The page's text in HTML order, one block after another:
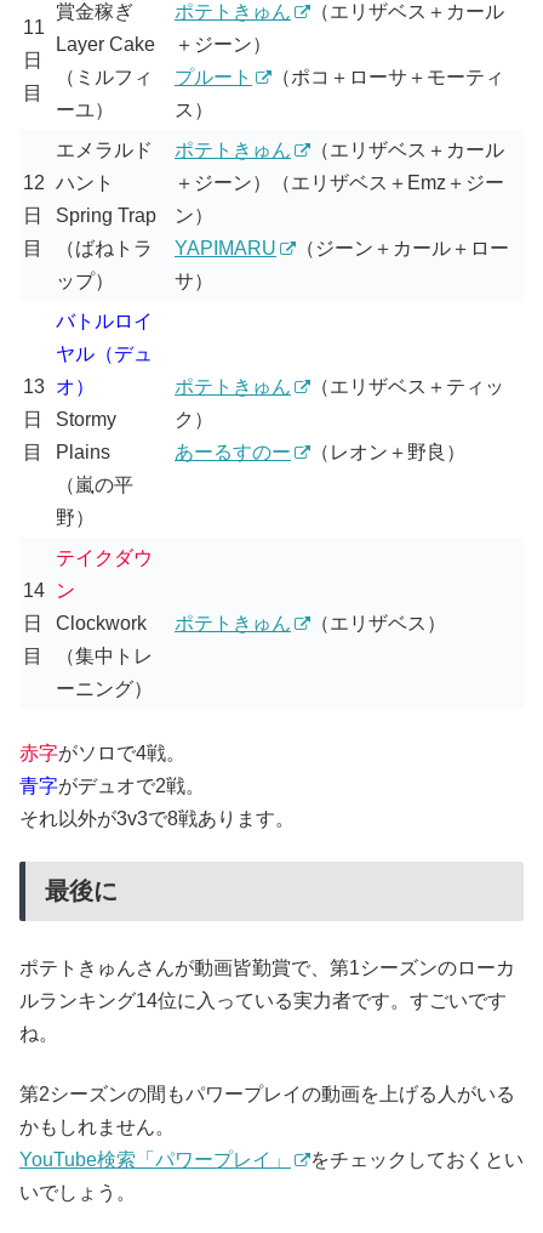
11
日
目
賞金稼ぎ
Layer Cake
（ミルフィ
ーユ）
ポテトきゅん
（エリザベス＋カール
＋ジーン）
プルート
（ポコ＋ローサ＋モーティ
ス）
12
日
目
エメラルド
ハント
Spring Trap
（ばねトラ
ップ）
ポテトきゅん
（エリザベス＋カール
＋ジーン）（エリザベス＋Emz＋ジー
ン）
YAPIMARU
（ジーン＋カール＋ロー
サ）
13
日
目
バトルロイ
ヤル（デュ
オ）
Stormy
Plains
（嵐の平
野）
ポテトきゅん
（エリザベス＋ティッ
ク）
あーるすのー
（レオン＋野良）
14
日
目
テイクダウ
ン
Clockwork
（集中トレ
ーニング）
ポテトきゅん （エリザベス）
赤字がソロで4戦。
青字がデュオで2戦。
それ以外が3v3で8戦あります。
最後に
ポテトきゅんさんが動画皆勤賞で、第1シーズンのローカ
ルランキング14位に入っている実力者です。すごいです
ね。
第2シーズンの間もパワープレイの動画を上げる人がいる
かもしれません。
YouTube検索「パワープレイ」
をチェックしておくとい
いでしょう。